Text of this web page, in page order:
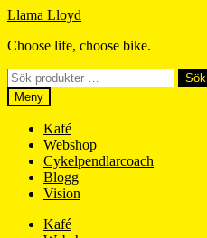
Hoppa
navigering
Hoppa
innehåll
Llama Lloyd
Choose life, choose bike.
Sök
efter:
Sök
Meny
Kafé
Webshop
Cykelpendlarcoach
Blogg
Vision
Kafé